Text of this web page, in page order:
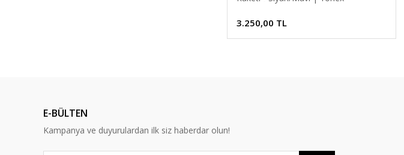
3.250,00 TL
E-BÜLTEN
Kampanya ve duyurulardan ilk siz haberdar olun!